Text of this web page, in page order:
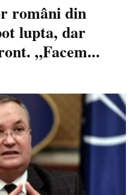
români din
lupta, dar
„Facem...